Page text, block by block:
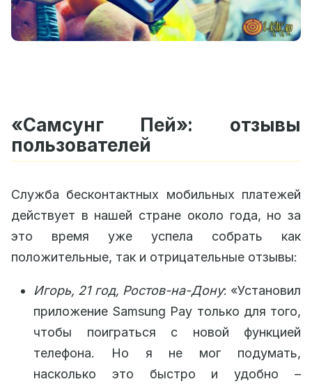
«Самсунг Пей»: отзывы
пользователей
Служба бесконтактных мобильных платежей
действует в нашей стране около года, но за
это время уже успела собрать как
положительные, так и отрицательные отзывы:
Игорь, 21 год, Ростов-на-Дону: «Установил
приложение Samsung Pay только для того,
чтобы поиграться с новой функцией
телефона. Но я не мог подумать,
насколько это быстро и удобно –